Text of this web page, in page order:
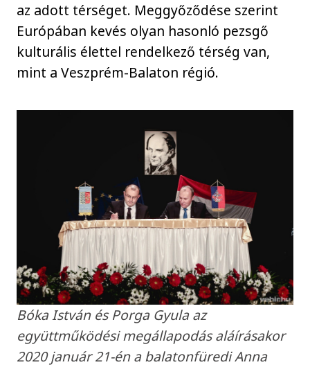
az adott térséget. Meggyőződése szerint
Európában kevés olyan hasonló pezsgő
kulturális élettel rendelkező térség van,
mint a Veszprém-Balaton régió.
Bóka István és Porga Gyula az
együttműködési megállapodás aláírásakor
2020 január 21-én a balatonfüredi Anna